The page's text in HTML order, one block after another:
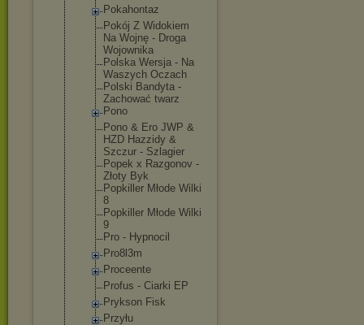
Pokahontaz
Pokój Z Widokiem
Na Wojnę - Droga
Wojownika
Polska Wersja - Na
Waszych Oczach
Polski Bandyta -
Zachować twarz
Pono
Pono & Ero JWP &
HZD Hazzidy &
Szczur - Szlagier
Popek x Razgonov -
Złoty Byk
Popkiller Młode Wilki
8
Popkiller Młode Wilki
9
Pro - Hypnocil
Pro8l3m
Proceente
Profus - Ciarki EP
Prykson Fisk
Przyłu